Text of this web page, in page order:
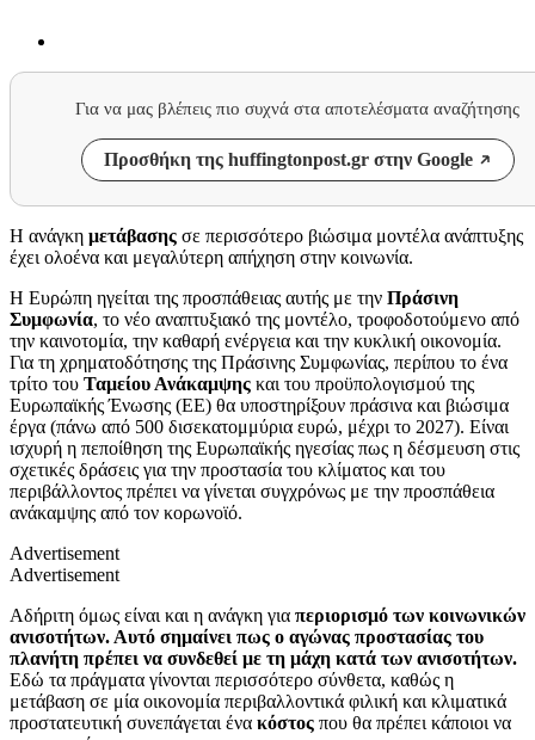
Για να μας βλέπεις πιο συχνά στα αποτελέσματα αναζήτησης
Προσθήκη της huffingtonpost.gr στην Google
Η ανάγκη μετάβασης σε περισσότερο βιώσιμα μοντέλα ανάπτυξης
έχει ολοένα και μεγαλύτερη απήχηση στην κοινωνία.
Η Ευρώπη ηγείται της προσπάθειας αυτής με την Πράσινη
Συμφωνία, το νέο αναπτυξιακό της μοντέλο, τροφοδοτούμενο από
την καινοτομία, την καθαρή ενέργεια και την κυκλική οικονομία.
Για τη χρηματοδότησης της Πράσινης Συμφωνίας, περίπου το ένα
τρίτο του Ταμείου Ανάκαμψης και του προϋπολογισμού της
Ευρωπαϊκής Ένωσης (ΕΕ) θα υποστηρίξουν πράσινα και βιώσιμα
έργα (πάνω από 500 δισεκατομμύρια ευρώ, μέχρι το 2027). Είναι
ισχυρή η πεποίθηση της Ευρωπαϊκής ηγεσίας πως η δέσμευση στις
σχετικές δράσεις για την προστασία του κλίματος και του
περιβάλλοντος πρέπει να γίνεται συγχρόνως με την προσπάθεια
ανάκαμψης από τον κορωνοϊό.
Advertisement
Advertisement
Aδήριτη όμως είναι και η ανάγκη για περιορισμό των κοινωνικών
ανισοτήτων. Αυτό σημαίνει πως ο αγώνας προστασίας του
πλανήτη πρέπει να συνδεθεί με τη μάχη κατά των ανισοτήτων.
Εδώ τα πράγματα γίνονται περισσότερο σύνθετα, καθώς η
μετάβαση σε μία οικονομία περιβαλλοντικά φιλική και κλιματικά
προστατευτική συνεπάγεται ένα κόστος που θα πρέπει κάποιοι να